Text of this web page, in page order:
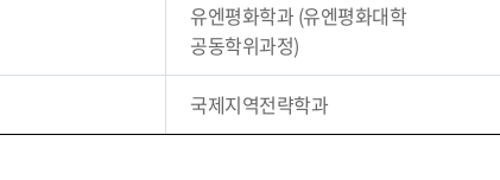
유엔평화학과 (유엔평화대학
공동학위과정)
국제지역전략학과